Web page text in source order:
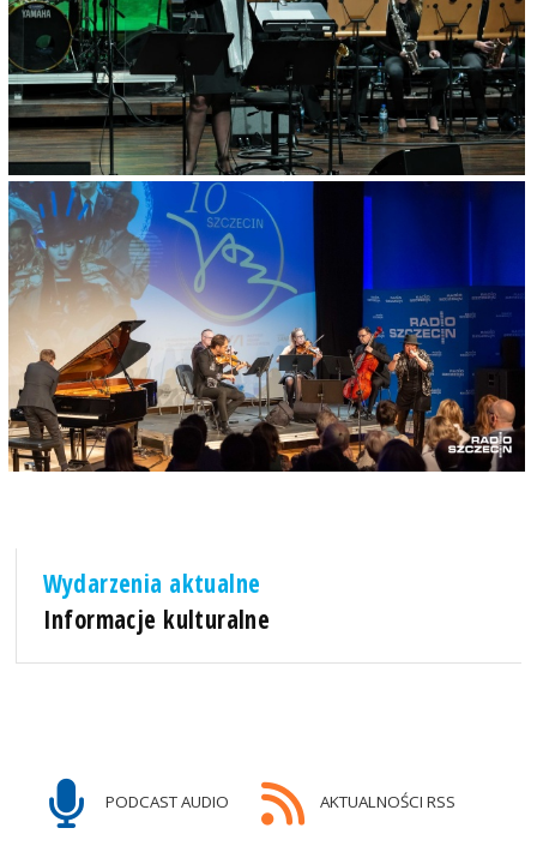
Wydarzenia aktualne
Informacje kulturalne
PODCAST AUDIO AKTUALNOŚCI RSS